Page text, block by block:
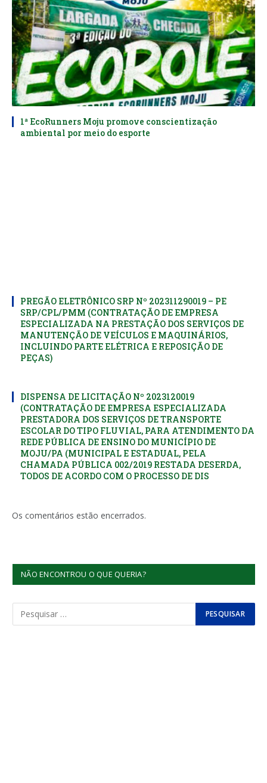
1ª EcoRunners Moju promove conscientização
ambiental por meio do esporte
PREGÃO ELETRÔNICO SRP Nº 202311290019 – PE
SRP/CPL/PMM (CONTRATAÇÃO DE EMPRESA
ESPECIALIZADA NA PRESTAÇÃO DOS SERVIÇOS DE
MANUTENÇÃO DE VEÍCULOS E MAQUINÁRIOS,
INCLUINDO PARTE ELÉTRICA E REPOSIÇÃO DE
PEÇAS)
DISPENSA DE LICITAÇÃO Nº 2023120019
(CONTRATAÇÃO DE EMPRESA ESPECIALIZADA
PRESTADORA DOS SERVIÇOS DE TRANSPORTE
ESCOLAR DO TIPO FLUVIAL, PARA ATENDIMENTO DA
REDE PÚBLICA DE ENSINO DO MUNICÍPIO DE
MOJU/PA (MUNICIPAL E ESTADUAL, PELA
CHAMADA PÚBLICA 002/2019 RESTADA DESERDA,
TODOS DE ACORDO COM O PROCESSO DE DIS
Os comentários estão encerrados.
NÃO ENCONTROU O QUE QUERIA?